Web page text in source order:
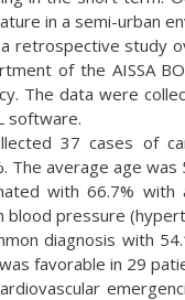
in a semi-urban
retrospective study
of the AISSA
The data were
software.
37 cases of
The average age
with 66.7%
blood pressure
diagnosis with
favorable in 29